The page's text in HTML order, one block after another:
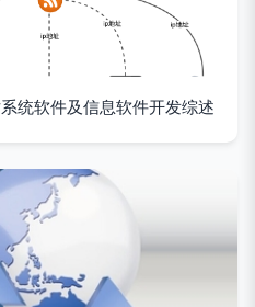
统软件及信息软件开发综述